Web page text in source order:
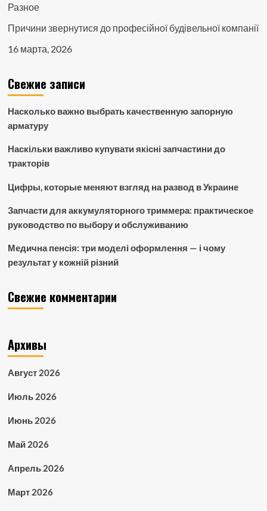
Разное
Причини звернутися до професійної будівельної компанії
16 марта, 2026
Свежие записи
Насколько важно выбрать качественную запорную
арматуру
Наскільки важливо купувати якісні запчастини до
тракторів
Цифры, которые меняют взгляд на развод в Украине
Запчасти для аккумуляторного триммера: практическое
руководство по выбору и обслуживанию
Медична пенсія: три моделі оформлення — і чому
результат у кожній різний
Свежие комментарии
Архивы
Август 2026
Июль 2026
Июнь 2026
Май 2026
Апрель 2026
Март 2026